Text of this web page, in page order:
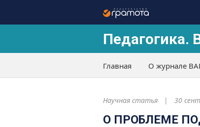
Педагогика.
Главная О журнале
Научная статья 30
О ПРОБЛЕМЕ